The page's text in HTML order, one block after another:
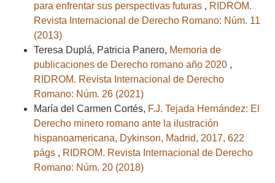
para enfrentar sus perspectivas futuras , RIDROM.
Revista Internacional de Derecho Romano: Núm. 11
(2013)
Teresa Duplá, Patricia Panero, Memoria de
publicaciones de Derecho romano año 2020 ,
RIDROM. Revista Internacional de Derecho
Romano: Núm. 26 (2021)
María del Carmen Cortés, F.J. Tejada Hernández: El
Derecho minero romano ante la ilustración
hispanoamericana, Dykinson, Madrid, 2017, 622
págs , RIDROM. Revista Internacional de Derecho
Romano: Núm. 20 (2018)